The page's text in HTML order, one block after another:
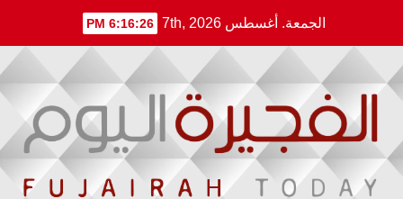
content
الجمعة. أغسطس 7th, 2026 6:16:27 PM